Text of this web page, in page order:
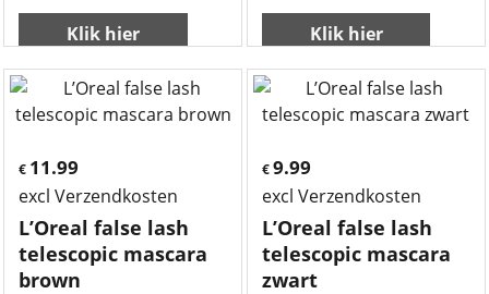
Klik hier Klik hier
€ 11.99
excl Verzendkosten
L’Oreal false lash
telescopic mascara
brown
€9.99
excl Verzendkosten
L’Oreal false lash
telescopic mascara
zwart